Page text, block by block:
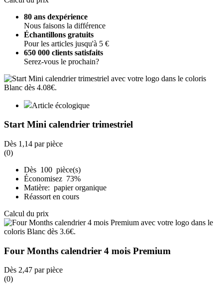
80 ans dexpérience
Nous faisons la différence
Échantillons gratuits
Pour les articles jusqu'à 5 €
650 000 clients satisfaits
Serez-vous le prochain?
Article écologique
Start Mini calendrier trimestriel
Dès 1,14 par pièce
(0)
Dès 100 pièce(s)
Économisez 73%
Matière: papier organique
Réassort en cours
Calcul du prix
Four Months calendrier 4 mois Premium
Dès 2,47 par pièce
(0)